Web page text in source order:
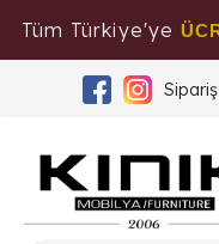
Tüm Türkiye'ye